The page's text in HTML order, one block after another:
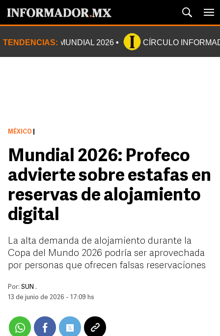
TENDENCIAS: MUNDIAL 2026 CÍRCULO
MÉXICO
Mundial 2026: Profeco
advierte sobre estafas en
reservas de alojamiento
digital
La alta demanda de alojamiento durante la
Copa del Mundo 2026 podría ser aprovechada
por personas que ofrecen falsas reservaciones
Por: SUN .
13 de junio de 2026 - 17:09 hs